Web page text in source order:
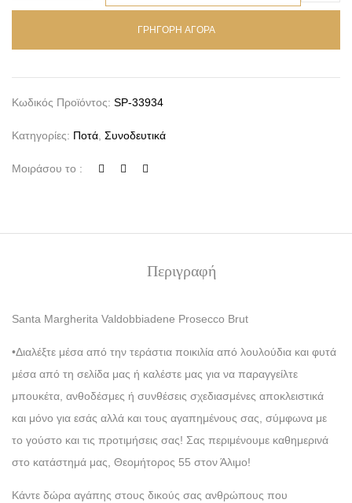
ΓΡΗΓΟΡΗ ΑΓΟΡΑ
Κωδικός Προϊόντος: SP-33934
Κατηγορίες: Ποτά, Συνοδευτικά
Μοιράσου το :
Περιγραφή
Santa Margherita Valdobbiadene Prosecco Brut
•Διαλέξτε μέσα από την τεράστια ποικιλία από λουλούδια και φυτά
μέσα από τη σελίδα μας ή καλέστε μας για να παραγγείλτε
μπουκέτα, ανθοδέσμες ή συνθέσεις σχεδιασμένες αποκλειστικά
και μόνο για εσάς αλλά και τους αγαπημένους σας, σύμφωνα με
το γούστο και τις προτιμήσεις σας! Σας περιμένουμε καθημερινά
στο κατάστημά μας, Θεομήτορος 55 στον Άλιμο!
Κάντε δώρα αγάπης στους δικούς σας ανθρώπους που